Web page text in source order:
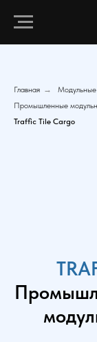
Главная →
Промышленные
Traffic Tile Cargo